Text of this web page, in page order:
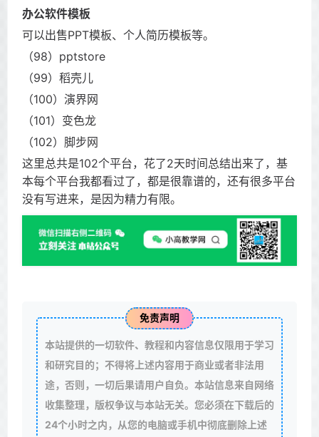
办公软件模板
可以出售PPT模板、个人简历模板等。
（98）pptstore
（99）稻壳儿
（100）演界网
（101）变色龙
（102）脚步网
这里总共是102个平台，花了2天时间总结出来了，基
本每个平台我都看过了，都是很靠谱的，还有很多平台
没有写进来，是因为精力有限。
免责声明
本站提供的一切软件、教程和内容信息仅限用于学习
和研究目的；不得将上述内容用于商业或者非法用
途，否则，一切后果请用户自负。本站信息来自网络
收集整理，版权争议与本站无关。您必须在下载后的
24个小时之内，从您的电脑或手机中彻底删除上述